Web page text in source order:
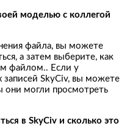
моделью с коллегой
файла, вы можете
а затем выберите, как
файлом.. Если у
записей SkyCiv, вы можете
они могли просмотреть
в SkyCiv и сколько это